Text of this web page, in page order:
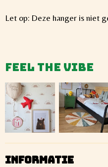
Let op: Deze hanger is niet
Feel the vibe
INFORMATIE